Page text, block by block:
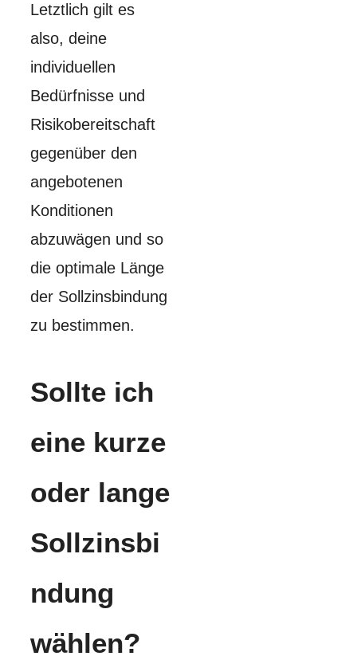
Letztlich gilt es
also, deine
individuellen
Bedürfnisse und
Risikobereitschaft
gegenüber den
angebotenen
Konditionen
abzuwägen und so
die optimale Länge
der Sollzinsbindung
zu bestimmen.
Sollte ich
eine kurze
oder lange
Sollzinsbi
ndung
wählen?